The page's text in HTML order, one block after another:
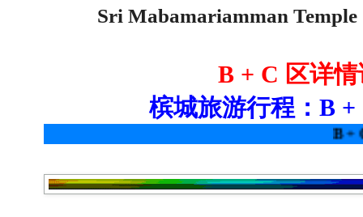
Sri Mabamariamman
B + C 区详
槟城旅游行程：B +
B + C 区详情